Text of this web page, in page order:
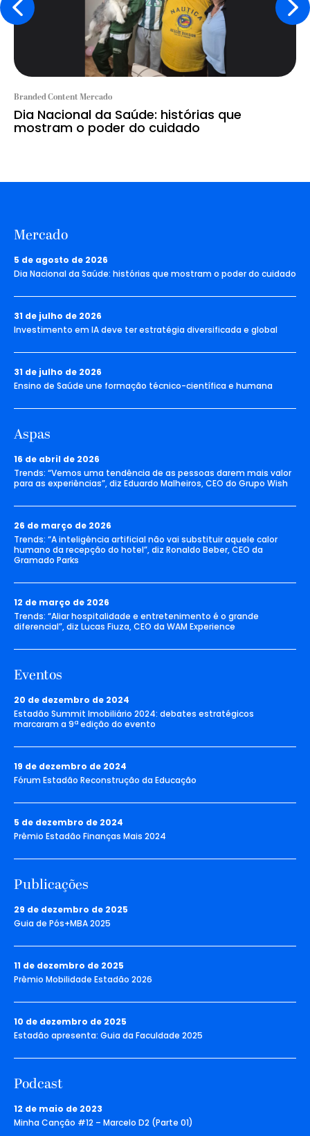
Branded Content Mercado
Dia Nacional da Saúde: histórias que
mostram o poder do cuidado
Mercado
5 de agosto de 2026
Dia Nacional da Saúde: histórias que mostram o poder do cuidado
31 de julho de 2026
Investimento em IA deve ter estratégia diversificada e global
31 de julho de 2026
Ensino de Saúde une formação técnico-científica e humana
Aspas
16 de abril de 2026
Trends: “Vemos uma tendência de as pessoas darem mais valor
para as experiências”, diz Eduardo Malheiros, CEO do Grupo Wish
26 de março de 2026
Trends: “A inteligência artificial não vai substituir aquele calor
humano da recepção do hotel”, diz Ronaldo Beber, CEO da
Gramado Parks
12 de março de 2026
Trends: “Aliar hospitalidade e entretenimento é o grande
diferencial”, diz Lucas Fiuza, CEO da WAM Experience
Eventos
20 de dezembro de 2024
Estadão Summit Imobiliário 2024: debates estratégicos
marcaram a 9ª edição do evento
19 de dezembro de 2024
Fórum Estadão Reconstrução da Educação
5 de dezembro de 2024
Prêmio Estadão Finanças Mais 2024
Publicações
29 de dezembro de 2025
Guia de Pós+MBA 2025
11 de dezembro de 2025
Prêmio Mobilidade Estadão 2026
10 de dezembro de 2025
Estadão apresenta: Guia da Faculdade 2025
Podcast
12 de maio de 2023
Minha Canção #12 – Marcelo D2 (Parte 01)